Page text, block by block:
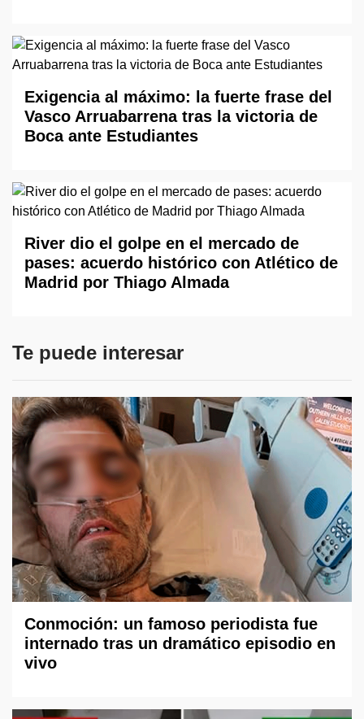
Exigencia al máximo: la fuerte frase del
Vasco Arruabarrena tras la victoria de
Boca ante Estudiantes
River dio el golpe en el mercado de
pases: acuerdo histórico con Atlético de
Madrid por Thiago Almada
Te puede interesar
Conmoción: un famoso periodista fue
internado tras un dramático episodio en
vivo